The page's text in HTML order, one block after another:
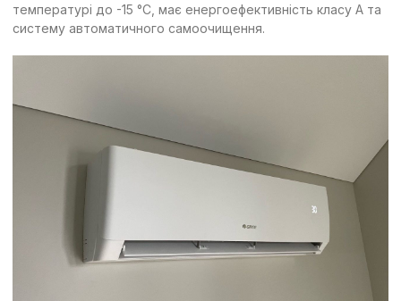
температурі до -15 °C, має енергоефективність класу A та
систему автоматичного самоочищення.